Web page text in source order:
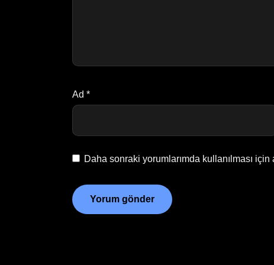
Ad *
Daha sonraki yorumlarımda kullanılması